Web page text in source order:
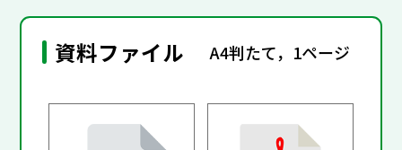
資料ファイル A4判たて，1ページ